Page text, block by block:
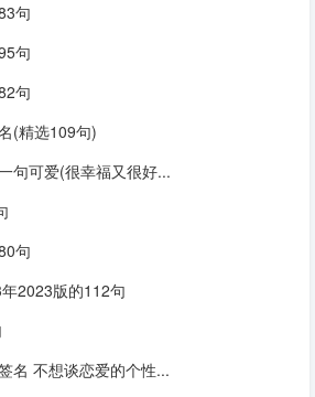
句
句
句
(精选109句)
句可爱(很幸福又很好...
句
2023版的112句
名 不想谈恋爱的个性...